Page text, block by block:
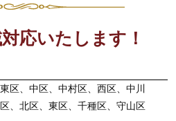
応いたします！
区、中区、中村区、西区、中川
、北区、東区、千種区、守山区